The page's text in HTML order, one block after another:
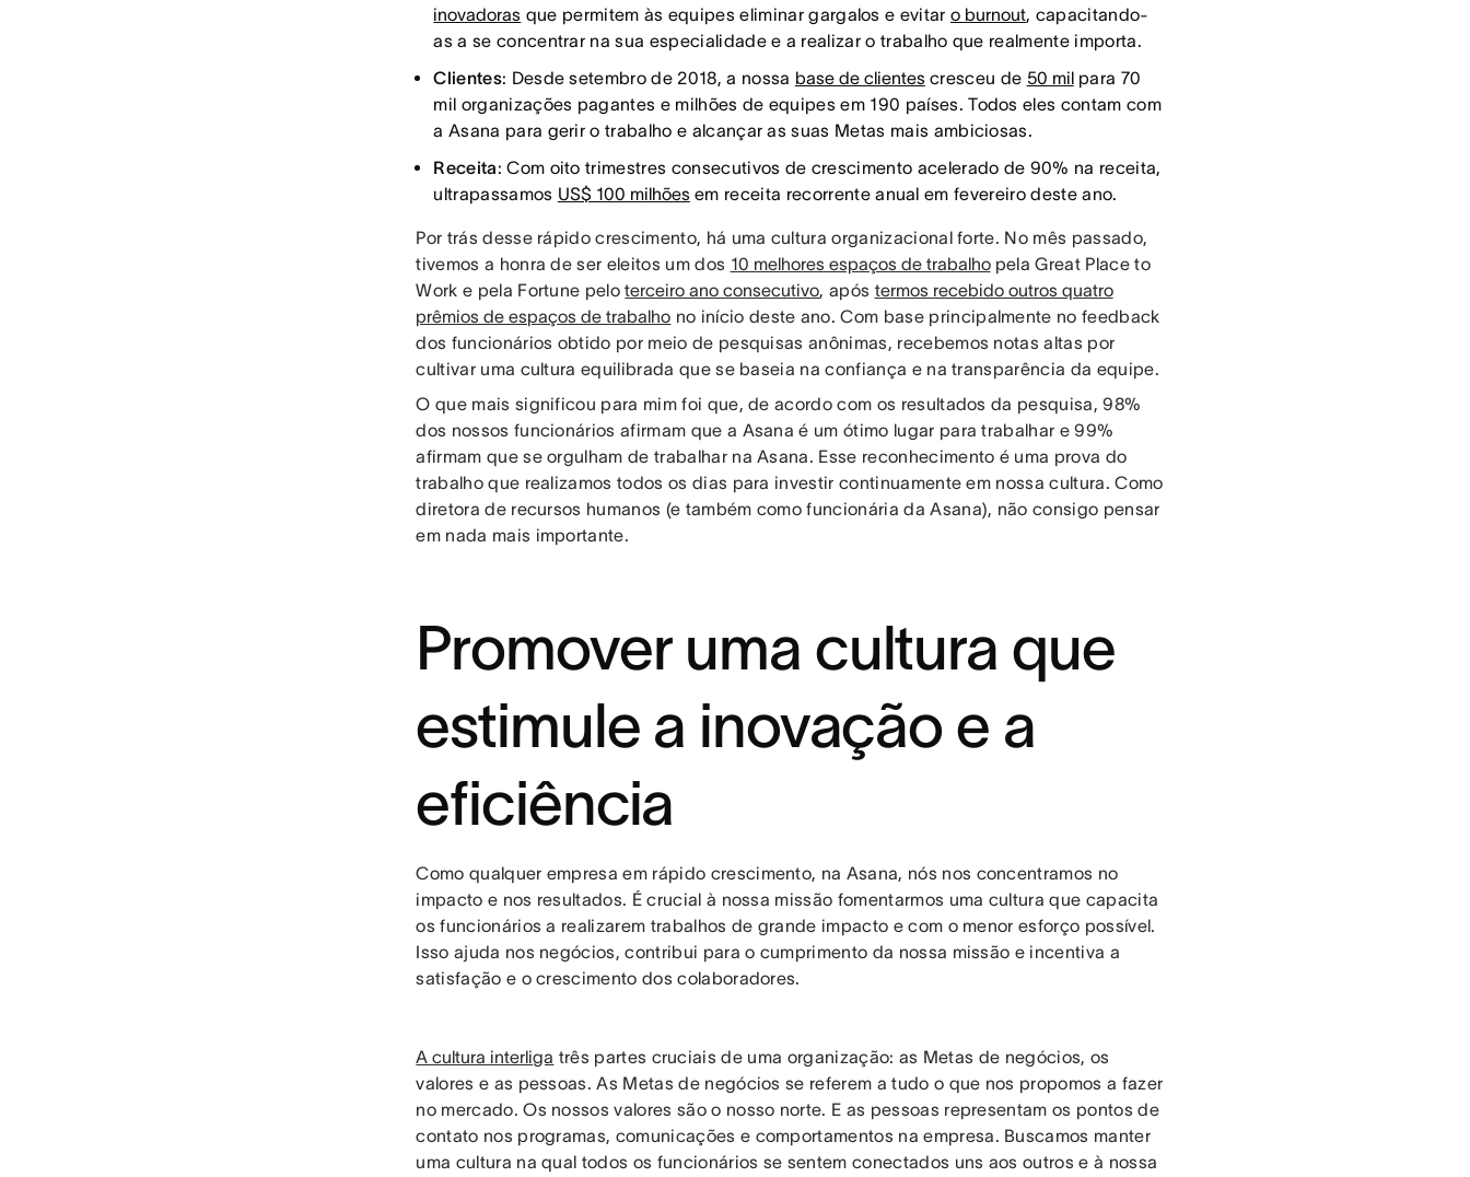
inovadoras que permitem às equipes eliminar gargalos e evitar o burnout, capacitando-
as a se concentrar na sua especialidade e a realizar o trabalho que realmente importa.
Clientes: Desde setembro de 2018, a nossa base de clientes cresceu de 50 milpara 70
mil organizações pagantes e milhões de equipes em 190 países. Todos eles contam com
a Asana para gerir o trabalho e alcançar as suas Metas mais ambiciosas.
Receita: Com oito trimestres consecutivos de crescimento acelerado de 90% na receita,
ultrapassamos US$ 100 milhões em receita recorrente anual em fevereiro deste ano.
Por trás desse rápido crescimento, há uma cultura organizacional forte. No mês passado,
tivemos a honra de ser eleitos um dos 10 melhores espaços de trabalhopela Great Place to
Work e pela Fortune peloterceiro ano consecutivo, após termos recebido outros quatro
prêmios de espaços de trabalho no início deste ano. Com base principalmente no feedback
dos funcionários obtido por meio de pesquisas anônimas, recebemos notas altas por
cultivar uma cultura equilibrada que se baseia na confiança e na transparência da equipe.
O que mais significou para mim foi que, de acordo com os resultados da pesquisa, 98%
dos nossos funcionários afirmam que a Asana é um ótimo lugar para trabalhar e 99%
afirmam que se orgulham de trabalhar na Asana. Esse reconhecimento é uma prova do
trabalho que realizamos todos os dias para investir continuamente em nossa cultura. Como
diretora de recursos humanos (e também como funcionária da Asana), não consigo pensar
em nada mais importante.
Promover uma cultura que
estimule a inovação e a
eficiência
Como qualquer empresa em rápido crescimento, na Asana, nós nos concentramos no
impacto e nos resultados. É crucial à nossa missão fomentarmos uma cultura que capacita
os funcionários a realizarem trabalhos de grande impacto e com o menor esforço possível.
Isso ajuda nos negócios, contribui para o cumprimento da nossa missão e incentiva a
satisfação e o crescimento dos colaboradores.
A cultura interliga três partes cruciais de uma organização: as Metas de negócios, os
valores e as pessoas. As Metas de negócios se referem a tudo o que nos propomos a fazer
no mercado. Os nossos valores são o nosso norte. E as pessoas representam os pontos de
contato nos programas, comunicações e comportamentos na empresa. Buscamos manter
uma cultura na qual todos os funcionários se sentem conectados uns aos outros e à nossa